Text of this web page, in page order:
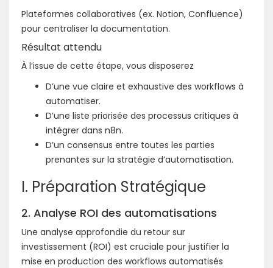
Plateformes collaboratives (ex. Notion, Confluence)
pour centraliser la documentation.
Résultat attendu
À l’issue de cette étape, vous disposerez
D’une vue claire et exhaustive des workflows à
automatiser.
D’une liste priorisée des processus critiques à
intégrer dans n8n.
D’un consensus entre toutes les parties
prenantes sur la stratégie d’automatisation.
I. Préparation Stratégique
2. Analyse ROI des automatisations
Une analyse approfondie du retour sur
investissement (ROI) est cruciale pour justifier la
mise en production des workflows automatisés